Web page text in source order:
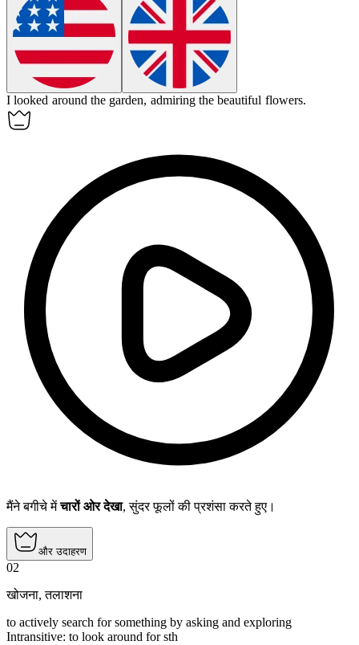
Ilooked around the garden, admiring the beautiful flowers.
मैंने बगीचे मेंचारों ओर देखा, सुंदर फूलों की प्रशंसा करते हुए।
और उदाहरण
02
खोजना,तलाशना
to actively search for something by asking and exploring
Intransitive: to look around for sth